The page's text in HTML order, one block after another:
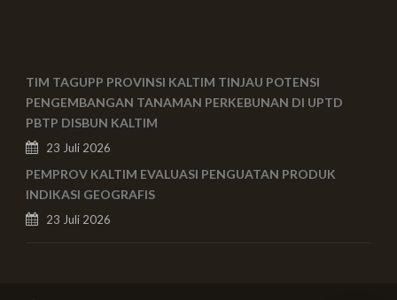
TIM TAGUPP PROVINSI KALTIM TINJAU POTENSI
PENGEMBANGAN TANAMAN PERKEBUNAN DI UPTD
PBTP DISBUN KALTIM
23 Juli 2026
PEMPROV KALTIM EVALUASI PENGUATAN PRODUK
INDIKASI GEOGRAFIS
23 Juli 2026